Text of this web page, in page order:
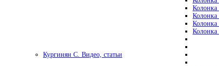
Колонка
Колонка
Колонка
Колонка
Кургинян С. Видео, статьи